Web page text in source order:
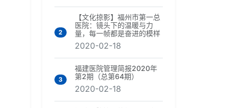
2
【文化掠影】福州市第一总
医院：镜头下的温暖与力
量，每一帧都是奋进的模样
2020-02-18
3
福建医院管理简报2020年
第2期（总第64期）
2020-02-18